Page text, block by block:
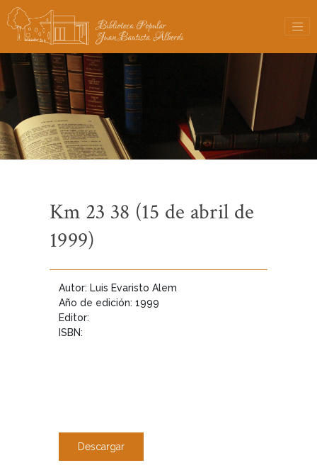
Km 23 38 (15 de abril de
1999)
Autor: Luis Evaristo Alem
Año de edición: 1999
Editor:
ISBN:
Descargar